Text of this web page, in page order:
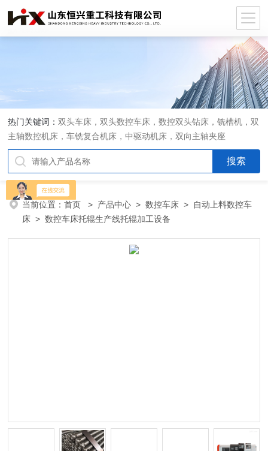
热门关键词：双头车床，双头数控车床，数控双头钻床，铣槽机，双
主轴数控机床，车铣复合机床，中驱动机床，双向主轴夹座
当前位置：首页 > 产品中心 >数控车床 > 自动上料数控车
床 > 数控车床托辊生产线托辊加工设备